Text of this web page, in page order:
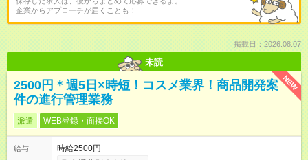
企業からアプローチが届くことも！
掲載日：2026.08.07
未読
NEW
2500円＊週5日×時短！コスメ業界！商品開発案
件の進行管理業務
派遣 WEB登録・面接OK
給与
時給2500円